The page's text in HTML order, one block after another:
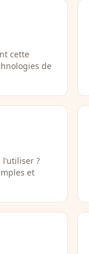
cette
de
?
et